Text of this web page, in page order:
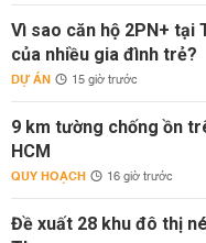
Vì sao căn hộ 2PN+ tại
của nhiều gia đình trẻ?
DỰ ÁN 15 giờ trước
9 km tường chống ồn
HCM
QUY HOẠCH 16 giờ trước
Đề xuất 28 khu đô thị